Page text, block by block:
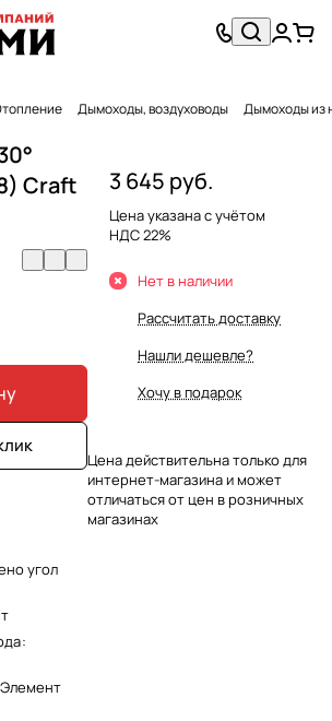
Дымоходы, воздуховоды Дымоходы из
Craft
угол
:
Элемент
3 645 руб.
Цена указана с учётом
НДС 22%
Нет в наличии
Рассчитать доставку
Нашли дешевле?
Хочу в подарок
Цена действительна только для
интернет-магазина и может
отличаться от цен в розничных
магазинах